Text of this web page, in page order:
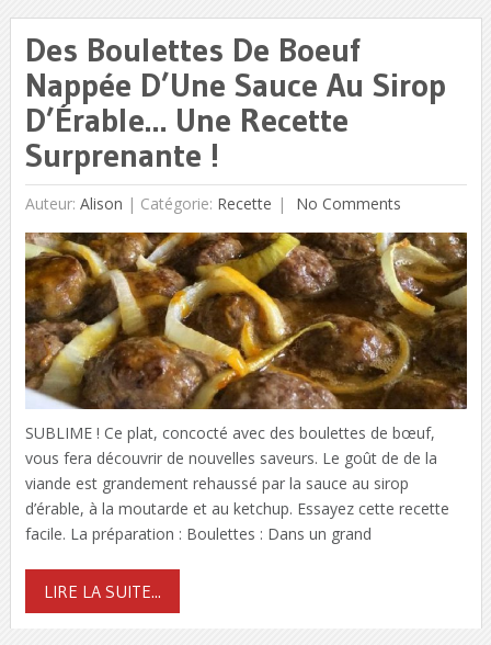
Des Boulettes De Boeuf
Nappée D’Une Sauce Au Sirop
D’Érable… Une Recette
Surprenante !
Auteur: Alison | Catégorie: Recette No Comments
SUBLIME ! Ce plat, concocté avec des boulettes de bœuf,
vous fera découvrir de nouvelles saveurs. Le goût de de la
viande est grandement rehaussé par la sauce au sirop
d’érable, à la moutarde et au ketchup. Essayez cette recette
facile. La préparation : Boulettes : Dans un grand
LIRE LA SUITE...